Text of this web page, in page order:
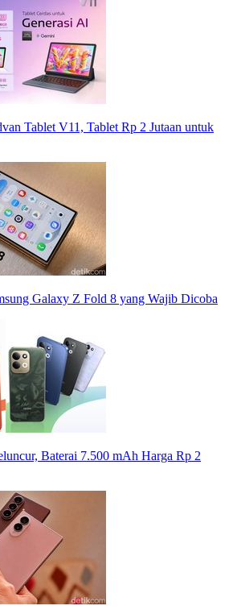
Tablet V11, Tablet Rp 2 Jutaan untuk
Galaxy Z Fold 8 yang Wajib Dicoba
Baterai 7.500 mAh Harga Rp 2